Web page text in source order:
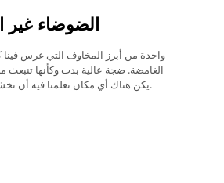
5. الضوضاء غير
واحدة من أبرز المخاوف التي غرس
الغامضة. ضجة عالية بدت وكأنها تنبعث
يكن هناك أي مكان تعلمنا فيه أن نخشى أكثر من غيرنا.